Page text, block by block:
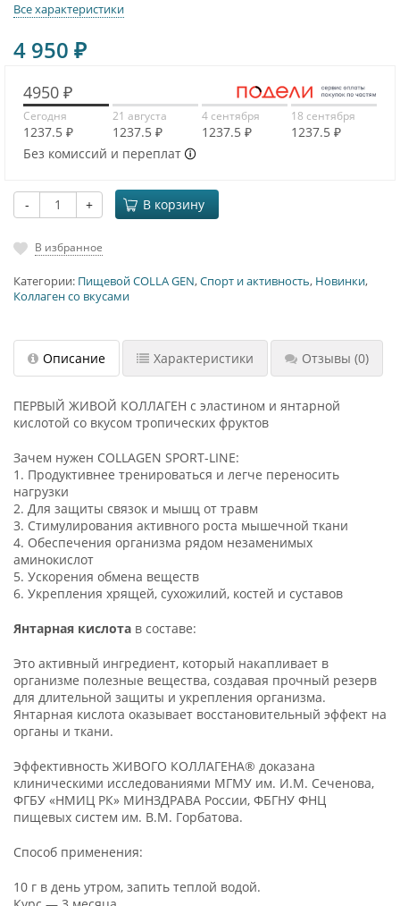
Все характеристики
4 950 ₽
4950 ₽
Сегодня
1237.5 ₽
21 августа
1237.5 ₽
4 сентября
1237.5 ₽
18 сентября
1237.5 ₽
Без комиссий и переплат
- + В корзину
В избранное
Категории: Пищевой COLLA GEN,Спорт и активность, Новинки,
Коллаген со вкусами
Описание Характеристики Отзывы (0)
ПЕРВЫЙ ЖИВОЙ КОЛЛАГЕН с эластином и янтарной
кислотой со вкусом тропических фруктов
Зачем нужен COLLAGEN SPORT-LINE:
1. Продуктивнее тренироваться и легче переносить
нагрузки
2. Для защиты связок и мышц от травм
3. Стимулирования активного роста мышечной ткани
4. Обеспечения организма рядом незаменимых
аминокислот
5. Ускорения обмена веществ
6. Укрепления хрящей, сухожилий, костей и суставов
Янтарная кислота в составе:
Это активный ингредиент, который накапливает в
организме полезные вещества, создавая прочный резерв
для длительной защиты и укрепления организма.
Янтарная кислота оказывает восстановительный эффект на
органы и ткани.
Эффективность ЖИВОГО КОЛЛАГЕНА® доказана
клиническими исследованиями МГМУ им. И.М. Сеченова,
ФГБУ «НМИЦ РК» МИНЗДРАВА России, ФБГНУ ФНЦ
пищевых систем им. В.М. Горбатова.
Способ применения:
10 г в день утром, запить теплой водой.